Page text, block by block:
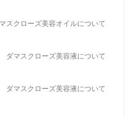
スクローズ美容オイルについて
ダマスクローズ美容液について
ダマスクローズ美容液について